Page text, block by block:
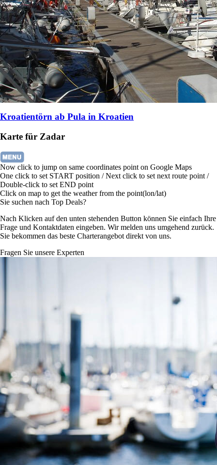
Kroatientörn ab Pula in Kroatien
Karte für Zadar
Now click to jump on same coordinates point on Google Maps
One click to set START position / Next click to set next route point /
Double-click to set END point
Click on map to get the weather from the point(lon/lat)
Sie suchen nach Top Deals?
Nach Klicken auf den unten stehenden Button können Sie einfach Ihre
Frage und Kontaktdaten eingeben. Wir melden uns umgehend zurück.
Sie bekommen das beste Charterangebot direkt von uns.
Fragen Sie unsere Experten